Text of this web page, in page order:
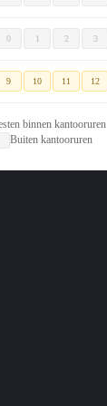
0 1 2 3
9 10 11 12
binnen kantooruren
Buiten kantooruren